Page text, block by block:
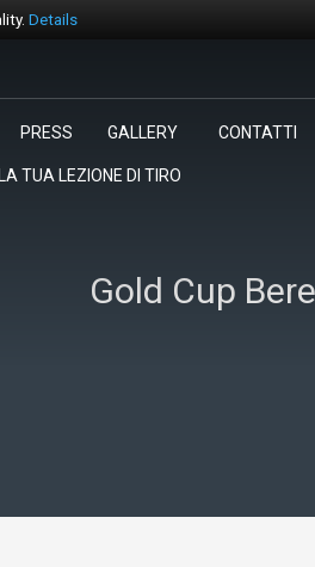
PRESS GALLERY CONTATTI
TUA LEZIONE DI TIRO
Gold Cup
Details